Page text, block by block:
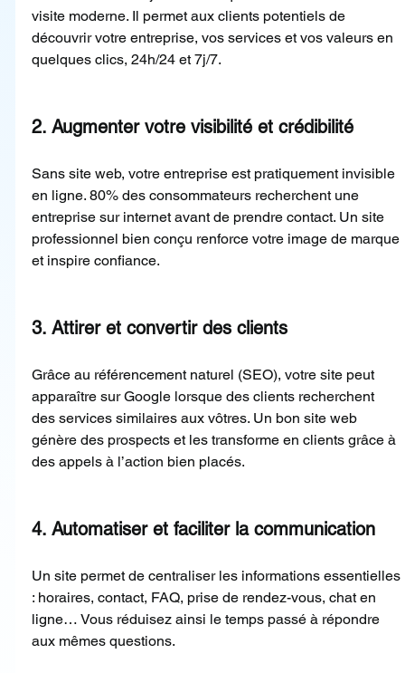
visite moderne. Il permet aux clients potentiels de
découvrir votre entreprise, vos services et vos valeurs en
quelques clics, 24h/24 et 7j/7.
2. Augmenter votre visibilité et crédibilité
Sans site web, votre entreprise est pratiquement invisible
en ligne. 80% des consommateurs recherchent une
entreprise sur internet avant de prendre contact. Un site
professionnel bien conçu renforce votre image de marque
et inspire confiance.
3. Attirer et convertir des clients
Grâce au référencement naturel (SEO), votre site peut
apparaître sur Google lorsque des clients recherchent
des services similaires aux vôtres. Un bon site web
génère des prospects et les transforme en clients grâce à
des appels à l’action bien placés.
4. Automatiser et faciliter la communication
Un site permet de centraliser les informations essentielles
: horaires, contact, FAQ, prise de rendez-vous, chat en
ligne… Vous réduisez ainsi le temps passé à répondre
aux mêmes questions.